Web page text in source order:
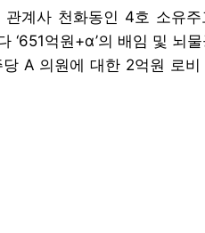
계사 천화동인 4호 소유
‘651억원+α’의 배임 및 뇌
A 의원에 대한 2억원 로